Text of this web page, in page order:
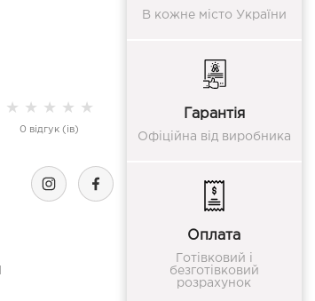
★ ★ ★ ★ ★
0 відгук (ів)
В кожне місто України
Гарантія
Офіційна від виробника
Оплата
Готівковий і
безготівковий
розрахунок